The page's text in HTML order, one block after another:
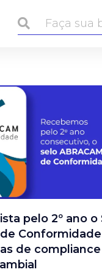
pelo 2º ano o
de
de